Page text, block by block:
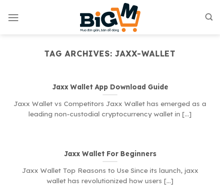
TAG ARCHIVES:JAXX-WALLET
Jaxx Wallet App Download Guide
Jaxx Wallet vs Competitors Jaxx Wallet has emerged as a
leading non-custodial cryptocurrency wallet in [...]
Jaxx Wallet For Beginners
Jaxx Wallet Top Reasons to Use Since its launch, jaxx
wallet has revolutionized how users [...]